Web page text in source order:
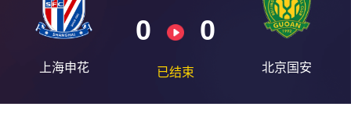
上海申花
0 0
已结束 北京国安